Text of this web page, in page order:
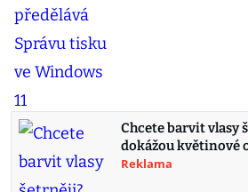
Chcete barvit vlasy
dokážou květinové
Reklama